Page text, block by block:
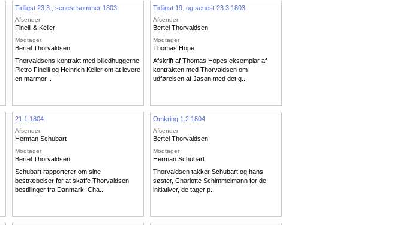
Tidligst 23.3., senest sommer 1803
Afsender
Finelli & Keller
Modtager
Bertel Thorvaldsen
Thorvaldsens kontrakt med billedhuggerne
Pietro Finelli og Heinrich Keller om at levere
en marmor...
Tidligst 19. og senest 23.3.1803
Afsender
Bertel Thorvaldsen
Modtager
Thomas Hope
Afskrift af Thomas Hopes eksemplar af
kontrakten med Thorvaldsen om
udførelsen af Jason med det g...
21.1.1804
Afsender
Herman Schubart
Modtager
Bertel Thorvaldsen
Schubart rapporterer om sine
bestræbelser for at skaffe Thorvaldsen
bestillinger fra Danmark. Cha...
Omkring 1.2.1804
Afsender
Bertel Thorvaldsen
Modtager
Herman Schubart
Thorvaldsen takker Schubart og hans
søster, Charlotte Schimmelmann for de
initiativer, de tager p...